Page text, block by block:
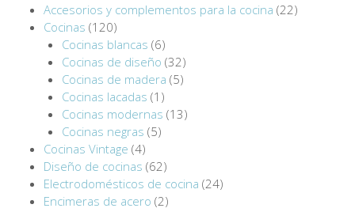
Accesorios y complementos para la cocina (22)
Cocinas (120)
Cocinas blancas (6)
Cocinas de diseño (32)
Cocinas de madera (5)
Cocinas lacadas (1)
Cocinas modernas (13)
Cocinas negras (5)
Cocinas Vintage (4)
Diseño de cocinas (62)
Electrodomésticos de cocina (24)
Encimeras de acero (2)